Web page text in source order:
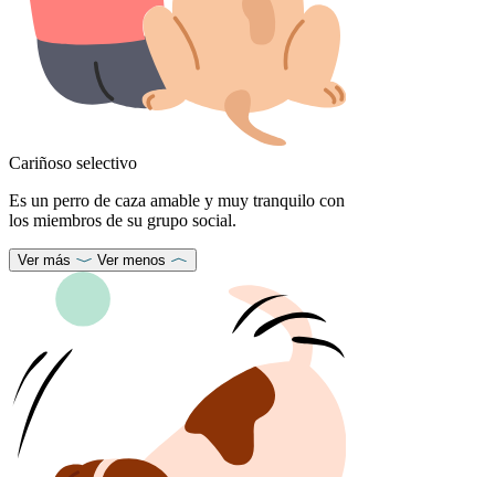
Cariñoso selectivo
Es un perro de caza amable y muy tranquilo con
los miembros de su grupo social.
Ver más Ver menos